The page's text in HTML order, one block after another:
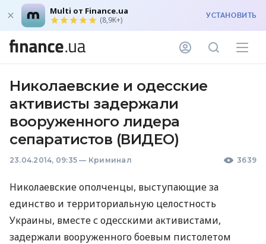
Multi от Finance.ua
(8,9K+) УСТАНОВИТЬ
Николаевские и одесские
активисты задержали
вооруженного лидера
сепаратистов (ВИДЕО)
23.04.2014, 09:35 — Криминал 3639
Николаевские ополченцы, выступающие за
единство и территориальную целостность
Украины, вместе с одесскими активистами,
задержали вооруженного боевым пистолетом